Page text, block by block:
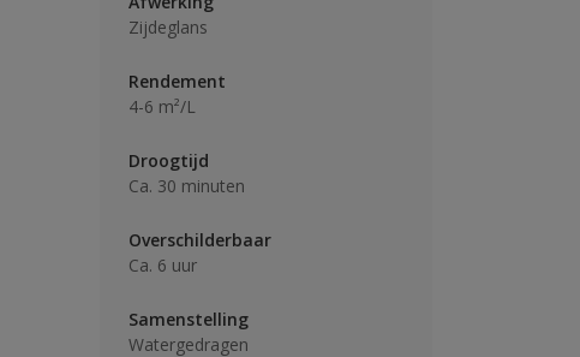
Zijdeglans
Rendement
4-6 m²/L
Droogtijd
Ca. 30 minuten
Overschilderbaar
Ca. 6 uur
Samenstelling
Watergedragen